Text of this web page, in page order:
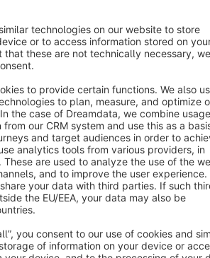
shopware AG - All rights reserved
quoted net of the statutory value-added tax